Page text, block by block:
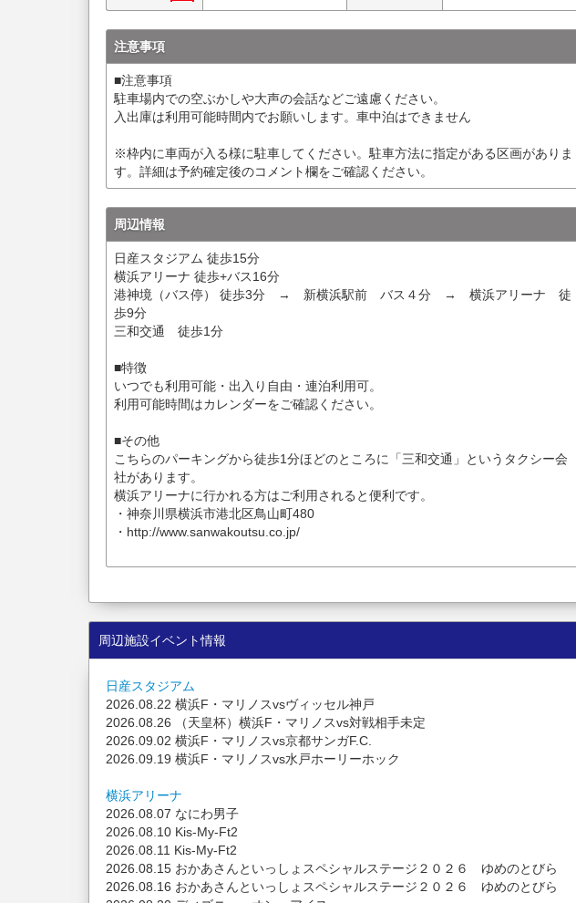
注意事項
■注意事項
駐車場内での空ぶかしや大声の会話などご遠慮ください。
入出庫は利用可能時間内でお願いします。車中泊はできません
※枠内に車両が入る様に駐車してください。駐車方法に指定がある区画がありま
す。詳細は予約確定後のコメント欄をご確認ください。
周辺情報
日産スタジアム 徒歩15分
横浜アリーナ 徒歩+バス16分
港神境（バス停） 徒歩3分 → 新横浜駅前 バス４分 → 横浜アリーナ 徒
歩9分
三和交通 徒歩1分
■特徴
いつでも利用可能・出入り自由・連泊利用可。
利用可能時間はカレンダーをご確認ください。
■その他
こちらのパーキングから徒歩1分ほどのところに「三和交通」というタクシー会
社があります。
横浜アリーナに行かれる方はご利用されると便利です。
・神奈川県横浜市港北区鳥山町480
・http://www.sanwakoutsu.co.jp/
周辺施設イベント情報
日産スタジアム
2026.08.22 横浜F・マリノスvsヴィッセル神戸
2026.08.26 （天皇杯）横浜F・マリノスvs対戦相手未定
2026.09.02 横浜F・マリノスvs京都サンガF.C.
2026.09.19 横浜F・マリノスvs水戸ホーリーホック
横浜アリーナ
2026.08.07 なにわ男子
2026.08.10 Kis-My-Ft2
2026.08.11 Kis-My-Ft2
2026.08.15 おかあさんといっしょスペシャルステージ２０２６ ゆめのとびら
2026.08.16 おかあさんといっしょスペシャルステージ２０２６ ゆめのとびら